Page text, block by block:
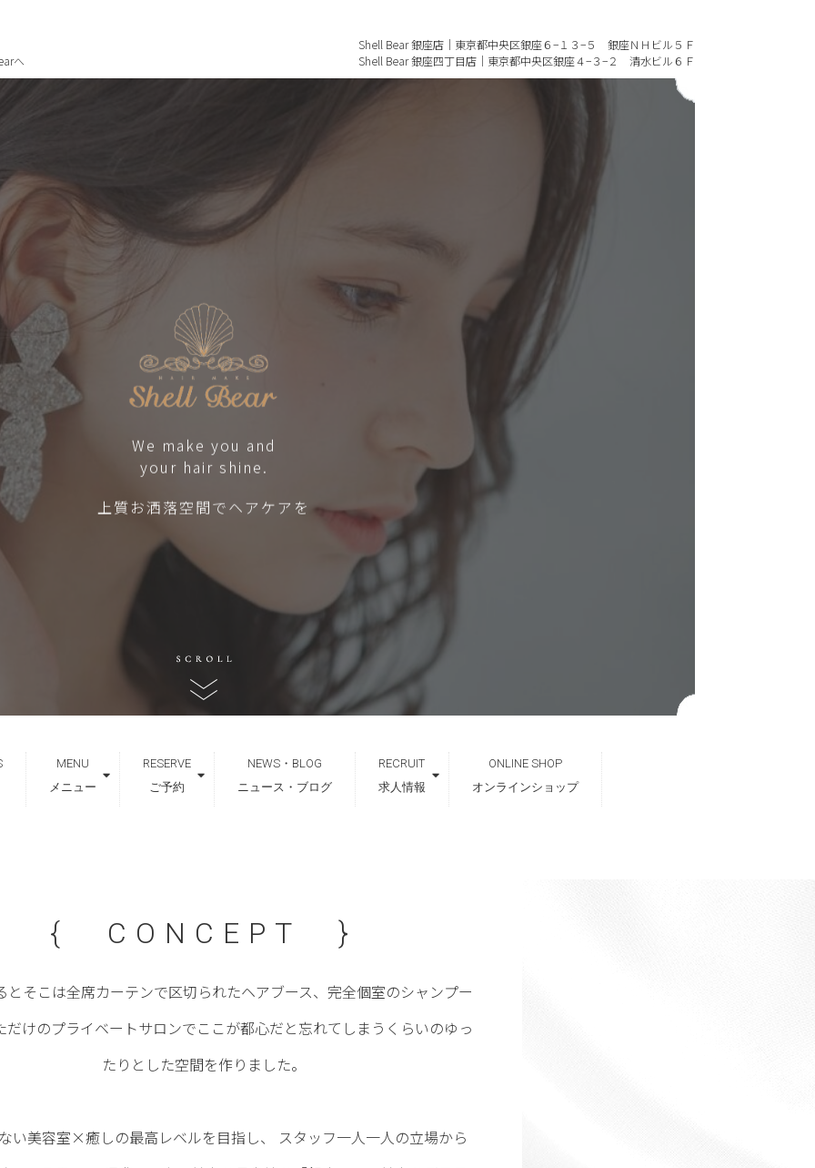
へ
Shell Bear 銀座店｜東京都中央区銀座６−１３−５ 銀座ＮＨビル５Ｆ
Shell Bear 銀座四丁目店｜東京都中央区銀座４−３−２ 清水ビル６Ｆ
We make you and
your hair shine.
上質お洒落空間でヘアケアを
MENU
メニュー
RESERVE
ご予約
NEWS・BLOG
ニュース・ブログ
RECRUIT
求人情報
ONLINE SHOP
オンラインショップ
{ CONCEPT }
とそこは全席カーテンで区切られたヘアブース、完全個室のシャンプー
だけのプライベートサロンでここが都心だと忘れてしまうくらいのゆっ
たりとした空間を作りました。
い美容室×癒しの最高レベルを目指し、 スタッフ一人一人の立場から